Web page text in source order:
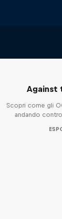
Against
Scopri come gli
andando